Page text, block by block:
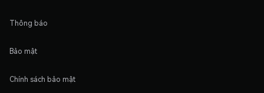
Thông báo
Bảo mật
Chính sách bảo mật